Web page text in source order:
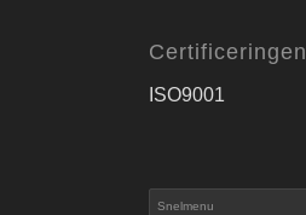
Certificeringen
ISO9001